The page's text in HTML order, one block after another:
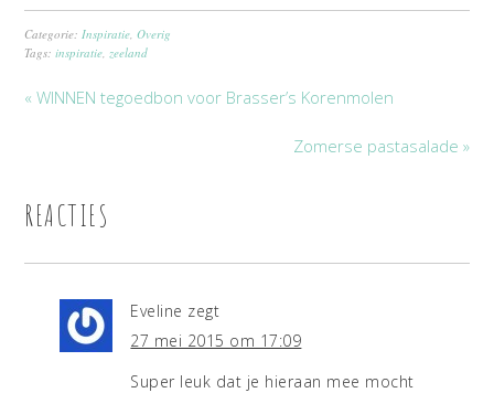
Categorie: Inspiratie ,Overig
Tags:inspiratie zeeland
« WINNEN tegoedbon voor Brasser’s Korenmolen
Zomerse pastasalade »
REACTIES
Eveline zegt
27 mei 2015 om 17:09
Super leuk dat je hieraan mee mocht